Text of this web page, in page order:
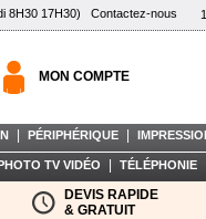
8H30 17H30) Contactez-nous
MON COMPTE
PÉRIPHÉRIQUE
TV VIDÉO TÉLÉPHONIE
DEVIS RAPIDE
& GRATUIT